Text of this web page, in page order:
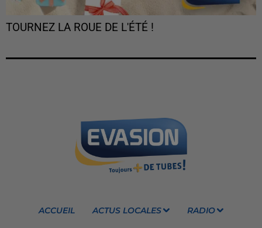
TOURNEZ LA ROUE DE L'ÉTÉ !
ACCUEIL ACTUS LOCALES RADIO